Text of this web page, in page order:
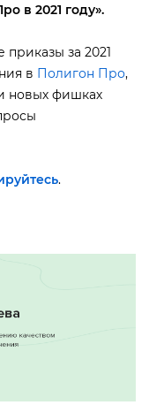
в 2021 году».
за 2021
Полигон Про,
новых фишках
.